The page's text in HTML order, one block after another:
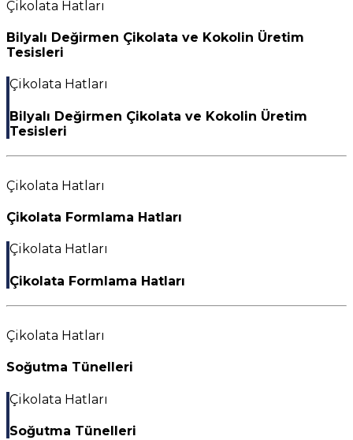
Çikolata Hatları
Bilyalı Değirmen Çikolata ve Kokolin Üretim
Tesisleri
Çikolata Hatları
Bilyalı Değirmen Çikolata ve Kokolin Üretim
Tesisleri
Çikolata Hatları
Çikolata Formlama Hatları
Çikolata Hatları
Çikolata Formlama Hatları
Çikolata Hatları
Soğutma Tünelleri
Çikolata Hatları
Soğutma Tünelleri